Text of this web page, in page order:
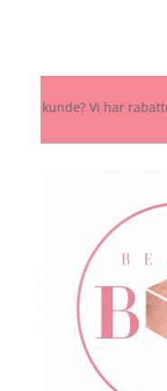
kunde? Vi har